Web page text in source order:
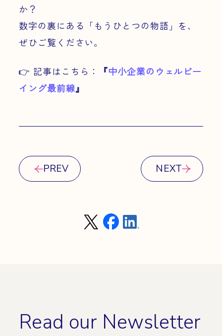
か？
数字の裏にある「もうひとつの物語」を、
ぜひご覧ください。
👉 記事はこちら： 『中小企業のウェルビー
イング最前線』
PREV NEXT
Read our Newsletter